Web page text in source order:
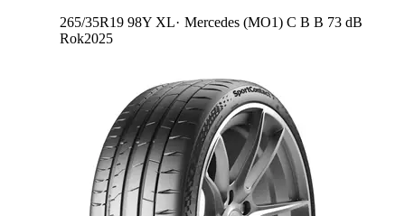
265/35R19 98Y XL
Mercedes (MO1) Etykieta:
C B B 73 dB
Rok2025